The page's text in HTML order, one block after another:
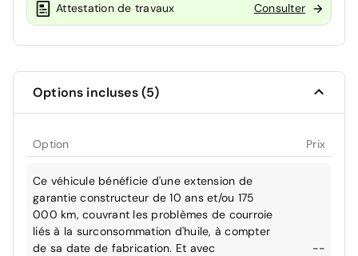
Attestation de travaux Consulter
Options incluses (5)
Option Prix
Ce véhicule bénéficie d'une extension de
garantie constructeur de 10 ans et/ou 175
000 km, couvrant les problèmes de courroie
liés à la surconsommation d'huile, à compter
de sa date de fabrication. Et avec
--